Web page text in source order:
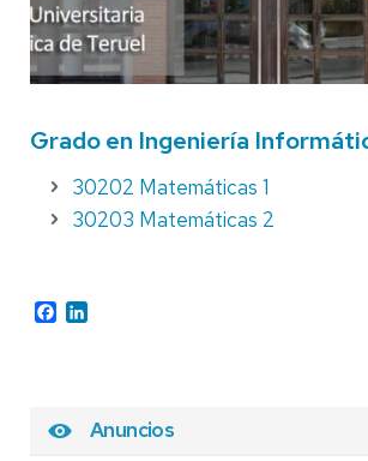
Grado en Ingeniería
30202 Matemáticas 1
30203 Matemáticas 2
Facebook
Anuncios